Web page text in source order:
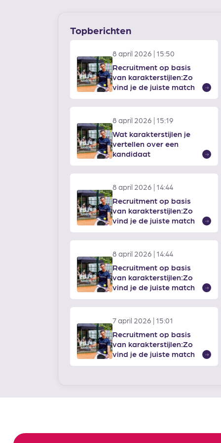
Topberichten
8 april 2026 | 15:50
Recruitment op basis
van karakterstijlen:Zo
vind je de juiste match
Lees
meer
8 april 2026 | 15:19
Wat karakterstijlen je
vertellen over een
kandidaat
Lees
meer
8 april 2026 | 14:44
Recruitment op basis
van karakterstijlen:Zo
vind je de juiste match
Lees
meer
8 april 2026 | 14:44
Recruitment op basis
van karakterstijlen:Zo
vind je de juiste match
Lees
meer
7 april 2026 | 15:01
Recruitment op basis
van karakterstijlen:Zo
vind je de juiste match
Lees
meer